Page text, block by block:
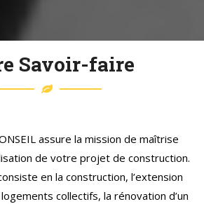
unique et connait son lot de
à apporter, d’éventuelles
Cette approche et les
de qualité et professionnels tout
du dossier.
Savoir-faire
assure la mission de maîtrise
de votre projet de construction.
en la construction, l’extension
collectifs, la rénovation d’un